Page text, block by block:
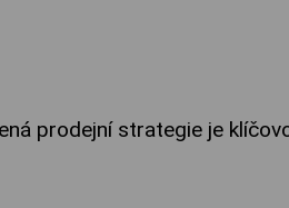
prodejní strategie je